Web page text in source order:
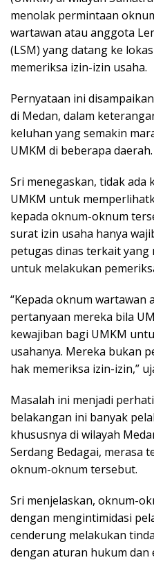
menolak permintaan
wartawan atau anggota
(LSM) yang datang ke
memeriksa izin-izin usaha.
Pernyataan ini
di Medan, dalam
keluhan yang semakin
UMKM di beberapa daerah.
Sri menegaskan, tidak ada
UMKM untuk
kepada oknum-oknum
surat izin usaha hanya
petugas dinas terkait yang
untuk melakukan
“Kepada oknum wartawan
pertanyaan mereka bila
kewajiban bagi UMKM
usahanya. Mereka bukan
hak memeriksa izin-izin,”
Masalah ini menjadi
belakangan ini banyak
khususnya di wilayah
Serdang Bedagai, merasa
oknum-oknum tersebut.
Sri menjelaskan, oknum-
dengan mengintimidasi
cenderung melakukan
dengan aturan hukum dan